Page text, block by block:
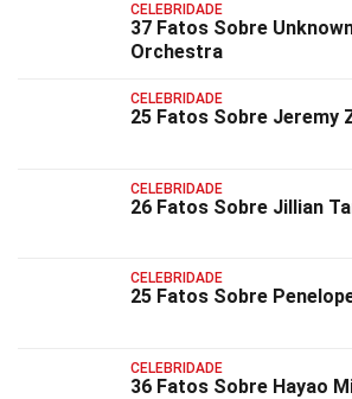
CELEBRIDADE
37 Fatos Sobre
Orchestra
CELEBRIDADE
25 Fatos Sobre Jeremy
CELEBRIDADE
26 Fatos Sobre Jillian
CELEBRIDADE
25 Fatos Sobre
CELEBRIDADE
36 Fatos Sobre Hayao